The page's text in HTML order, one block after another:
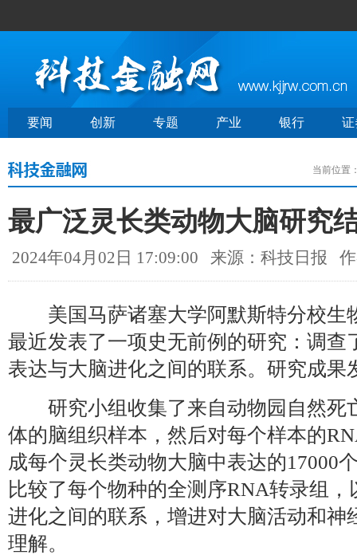
要闻 创新 专题 产业 银行 证
当前位置
最广泛灵长类动物大脑研究
2024年04月02日 17:09:00 来源：科技日报
美国马萨诸塞大学阿默斯特分校生
最近发表了一项史无前例的研究：调查
表达与大脑进化之间的联系。研究成果
研究小组收集了来自动物园自然死
体的脑组织样本，然后对每个样本的
成每个灵长类动物大脑中表达的17000
比较了每个物种的全测序RNA转录组
进化之间的联系，增进对大脑活动和神
理解。